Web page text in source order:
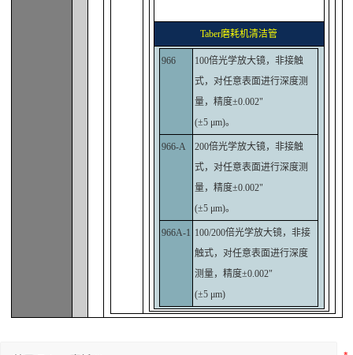
Taber磨耗机清洁管
966
100倍光学放大镜，非接触
式，对任意表面进行深度测
量，精度±0.002"
(±5 μm)。
966-A
200倍光学放大镜，非接触
式，对任意表面进行深度测
量，精度±0.002"
(±5 μm)。
966A-1 100/200倍光学放大镜，非接
触式，对任意表面进行深度
测量，精度±0.002"
(±5 μm)